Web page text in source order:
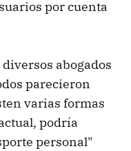
por cuenta
diversos abogados
parecieron
varias formas
podría
personal"